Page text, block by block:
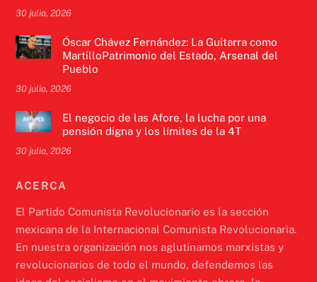
30 julio, 2026
Óscar Chávez Fernández: La Guitarra como
MartilloPatrimonio del Estado, Arsenal del
Pueblo
30 julio, 2026
El negocio de las Afore, la lucha por una
pensión digna y los límites de la 4T
30 julio, 2026
ACERCA
El Partido Comunista Revolucionario es la sección
mexicana de la Internacional Comunista Revolucionaria.
En nuestra organización nos aglutinamos marxistas y
revolucionarios de todo el mundo, defendemos las